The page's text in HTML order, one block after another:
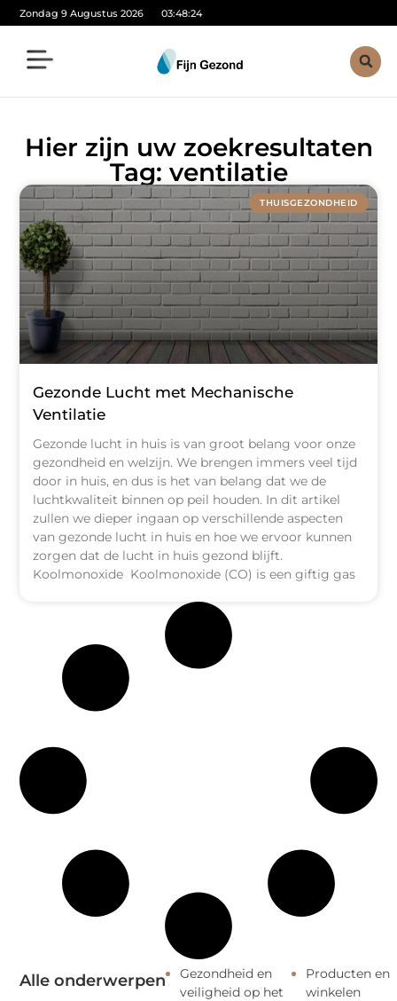
Zondag 9 Augustus 2026 03:48:25
Hier zijn uw zoekresultaten
Tag: ventilatie
THUISGEZONDHEID
Gezonde Lucht met Mechanische
Ventilatie
Gezonde lucht in huis is van groot belang voor onze
gezondheid en welzijn. We brengen immers veel tijd
door in huis, en dus is het van belang dat we de
luchtkwaliteit binnen op peil houden. In dit artikel
zullen we dieper ingaan op verschillende aspecten
van gezonde lucht in huis en hoe we ervoor kunnen
zorgen dat de lucht in huis gezond blijft.
Koolmonoxide Koolmonoxide (CO) is een giftig gas
Alle onderwerpen
Gezondheid en
veiligheid op het
Producten en
winkelen